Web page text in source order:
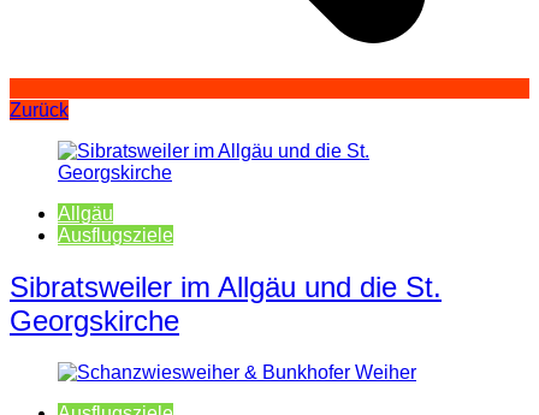
Zurück
Allgäu
Ausflugsziele
Sibratsweiler im Allgäu und die St.
Georgskirche